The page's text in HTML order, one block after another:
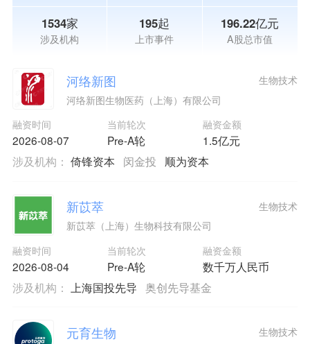
1534家
涉及机构
195起
上市事件
196.22亿元
A股总市值
河络新图
河络新图生物医药（上海）有限公司
融资时间
2026-08-07
当前轮次
Pre-A轮
融资金额
1.5亿元
生物技术
涉及机构： 倚锋资本 闵金投 顺为资本
新苡萃
新苡萃（上海）生物科技有限公司
融资时间
2026-08-04
当前轮次
Pre-A轮
融资金额
数千万人民币
生物技术
涉及机构： 上海国投先导 奥创先导基金
元育生物 生物技术